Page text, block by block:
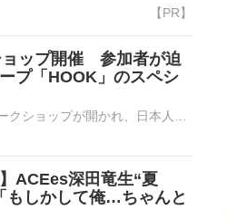
ョップ開催 参加者が迫
プ「HOOK」のスペシ
ACEes深田竜生“夏
もしかして俺…ちゃんと